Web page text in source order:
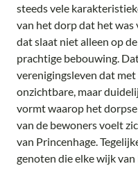
steeds vele
van het dorp dat het was
dat slaat niet alleen op
prachtige bebouwing.
verenigingsleven dat
onzichtbare, maar
vormt waarop het
van de bewoners voelt
van Princenhage.
genoten die elke wijk